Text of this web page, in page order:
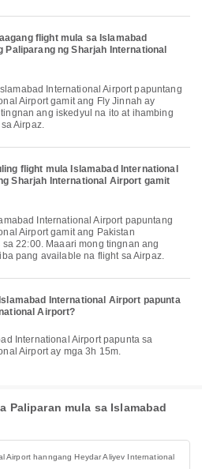
flight mula sa Islamabad
ng Sharjah International
Airport gamit ang Fly Jinnah ay
ang iskedyul na ito at ihambing
Airpaz.
flight mula Islamabad International
Sharjah International Airport gamit
Airport gamit ang Pakistan
22:00. Maaari mong tingnan ang
pang available na flight sa Airpaz.
International Airport papunta
Airport?
Airport ay mga 3h 15m.
Paliparan mula sa Islamabad
Airport hanngang Heydar Aliyev International